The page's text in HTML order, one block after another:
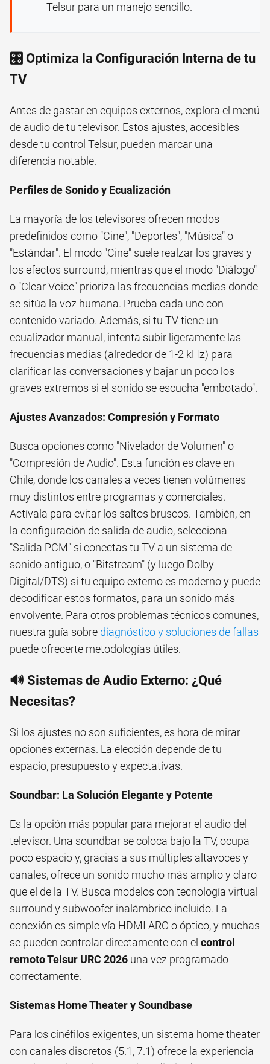
Telsur para un manejo sencillo.
🎛️ Optimiza la Configuración Interna de tu
TV
Antes de gastar en equipos externos, explora el menú
de audio de tu televisor. Estos ajustes, accesibles
desde tu control Telsur, pueden marcar una
diferencia notable.
Perfiles de Sonido y Ecualización
La mayoría de los televisores ofrecen modos
predefinidos como "Cine", "Deportes", "Música" o
"Estándar". El modo "Cine" suele realzar los graves y
los efectos surround, mientras que el modo "Diálogo"
o "Clear Voice" prioriza las frecuencias medias donde
se sitúa la voz humana. Prueba cada uno con
contenido variado. Además, si tu TV tiene un
ecualizador manual, intenta subir ligeramente las
frecuencias medias (alrededor de 1-2 kHz) para
clarificar las conversaciones y bajar un poco los
graves extremos si el sonido se escucha "embotado".
Ajustes Avanzados: Compresión y Formato
Busca opciones como "Nivelador de Volumen" o
"Compresión de Audio". Esta función es clave en
Chile, donde los canales a veces tienen volúmenes
muy distintos entre programas y comerciales.
Actívala para evitar los saltos bruscos. También, en
la configuración de salida de audio, selecciona
"Salida PCM" si conectas tu TV a un sistema de
sonido antiguo, o "Bitstream" (y luego Dolby
Digital/DTS) si tu equipo externo es moderno y puede
decodificar estos formatos, para un sonido más
envolvente. Para otros problemas técnicos comunes,
nuestra guía sobre diagnóstico y soluciones de fallas
puede ofrecerte metodologías útiles.
🔊 Sistemas de Audio Externo: ¿Qué
Necesitas?
Si los ajustes no son suficientes, es hora de mirar
opciones externas. La elección depende de tu
espacio, presupuesto y expectativas.
Soundbar: La Solución Elegante y Potente
Es la opción más popular para mejorar el audio del
televisor. Una soundbar se coloca bajo la TV, ocupa
poco espacio y, gracias a sus múltiples altavoces y
canales, ofrece un sonido mucho más amplio y claro
que el de la TV. Busca modelos con tecnología virtual
surround y subwoofer inalámbrico incluido. La
conexión es simple vía HDMI ARC o óptico, y muchas
se pueden controlar directamente con el control
remoto Telsur URC 2026 una vez programado
correctamente.
Sistemas Home Theater y Soundbase
Para los cinéfilos exigentes, un sistema home theater
con canales discretos (5.1, 7.1) ofrece la experiencia